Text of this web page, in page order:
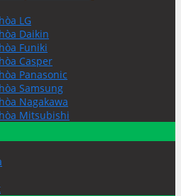
LG
Daikin
Funiki
Casper
Panasonic
Samsung
Nagakawa
Mitsubishi